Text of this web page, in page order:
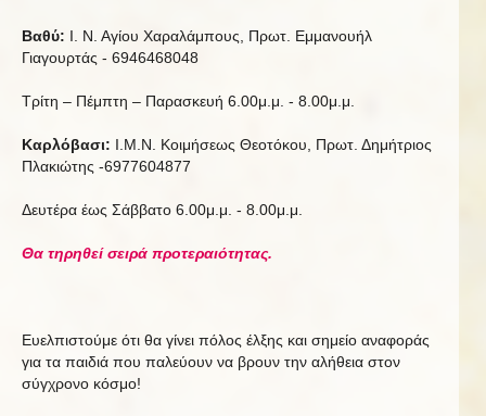
Βαθύ: Ι. Ν. Αγίου Χαραλάμπους, Πρωτ. Εμμανουήλ
Γιαγουρτάς - 6946468048
Τρίτη – Πέμπτη – Παρασκευή 6.00μ.μ. - 8.00μ.μ.
Καρλόβασι: Ι.Μ.Ν. Κοιμήσεως Θεοτόκου, Πρωτ. Δημήτριος
Πλακιώτης -6977604877
Δευτέρα έως Σάββατο 6.00μ.μ. - 8.00μ.μ.
Θα τηρηθεί σειρά προτεραιότητας.
Ευελπιστούμε ότι θα γίνει πόλος έλξης και σημείο αναφοράς
για τα παιδιά που παλεύουν να βρουν την αλήθεια στον
σύγχρονο κόσμο!